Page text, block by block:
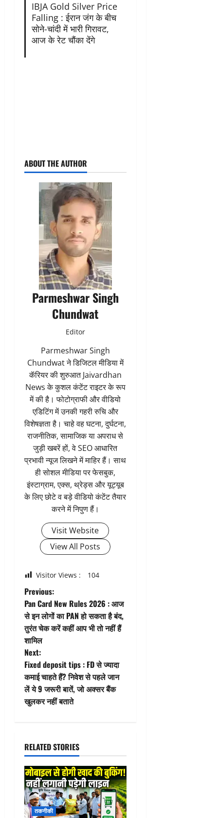
IBJA Gold Silver Price
Falling : ईरान जंग के बीच
सोने-चांदी में भारी गिरावट,
आज के रेट चौंका देंगे
ABOUT THE AUTHOR
Parmeshwar Singh
Chundwat
Editor
Parmeshwar Singh
Chundwat ने डिजिटल मीडिया में
कॅरियर की शुरुआत Jaivardhan
News के कुशल कंटेंट राइटर के रूप
में की है। फोटोग्राफी और वीडियो
एडिटिंग में उनकी गहरी रुचि और
विशेषज्ञता है। चाहे वह घटना, दुर्घटना,
राजनीतिक, सामाजिक या अपराध से
जुड़ी खबरें हों, वे SEO आधारित
प्रभावी न्यूज लिखने में माहिर हैं। साथ
ही सोशल मीडिया पर फेसबुक,
इंस्टाग्राम, एक्स, थ्रेड्स और यूट्यूब
के लिए छोटे व बड़े वीडियो कंटेंट तैयार
करने में निपुण हैं।
Visit Website
View All Posts
Visitor Views : 104
P
o
s
t
n
a
i
g
a
t
Previous:
Pan Card New Rules 2026 : आज
से इन लोगों का PAN हो सकता है बंद,
तुरंत चेक करें कहीं आप भी तो नहीं हैं
शामिल
Next:
Fixed deposit tips : FD से ज्यादा
कमाई चाहते हैं? निवेश से पहले जान
लें ये 9 जरूरी बातें, जो अक्सर बैंक
खुलकर नहीं बताते
RELATED STORIES
तकनीकी